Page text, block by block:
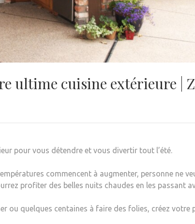
ultime cuisine extérieure |
pour vous détendre et vous divertir tout l’été.
commencent à augmenter, personne ne
profiter des belles nuits chaudes en les passant
ou quelques centaines à faire des folies, créez